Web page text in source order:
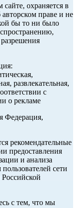
охраняется в
праве и не
бы то ни было
развлекательная,
с
о рекламе
Федерация,
рекомендательные
предоставления
и анализа
сети
с тем, что мы